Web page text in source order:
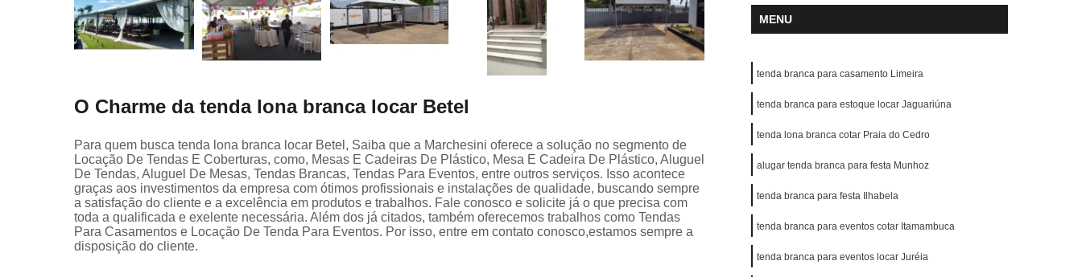
O Charme da tenda lona branca locar Betel
Para quem busca tenda lona branca locar Betel, Saiba que a Marchesini oferece a solução no segmento de
Locação De Tendas E Coberturas, como, Mesas E Cadeiras De Plástico, Mesa E Cadeira De Plástico, Aluguel
De Tendas, Aluguel De Mesas, Tendas Brancas, Tendas Para Eventos, entre outros serviços. Isso acontece
graças aos investimentos da empresa com ótimos profissionais e instalações de qualidade, buscando sempre
a satisfação do cliente e a excelência em produtos e trabalhos. Fale conosco e solicite já o que precisa com
toda a qualificada e exelente necessária. Além dos já citados, também oferecemos trabalhos como Tendas
Para Casamentos e Locação De Tenda Para Eventos. Por isso, entre em contato conosco,estamos sempre a
disposição do cliente.
MENU
tenda branca para casamento Limeira
tenda branca para estoque locar Jaguariúna
tenda lona branca cotar Praia do Cedro
alugar tenda branca para festa Munhoz
tenda branca para festa Ilhabela
tenda branca para eventos cotar Itamambuca
tenda branca para eventos locar Juréia